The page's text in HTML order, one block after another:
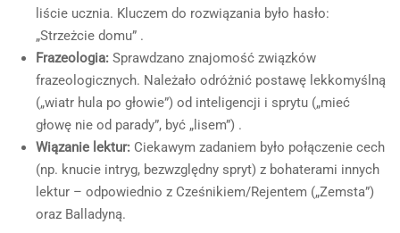
liście ucznia. Kluczem do rozwiązania było hasło:
„Strzeżcie domu” .
Frazeologia: Sprawdzano znajomość związków
frazeologicznych. Należało odróżnić postawę lekkomyślną
(„wiatr hula po głowie”) od inteligencji i sprytu („mieć
głowę nie od parady”, być „lisem”) .
Wiązanie lektur: Ciekawym zadaniem było połączenie cech
(np. knucie intryg, bezwzględny spryt) z bohaterami innych
lektur – odpowiednio z Cześnikiem/Rejentem („Zemsta”)
oraz Balladyną.